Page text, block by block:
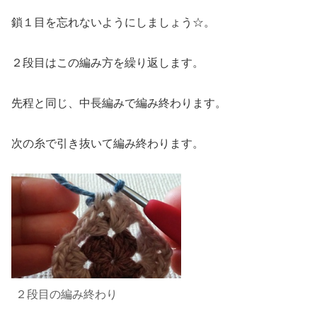
鎖１目を忘れないようにしましょう☆。
２段目はこの編み方を繰り返します。
先程と同じ、中長編みで編み終わります。
次の糸で引き抜いて編み終わります。
２段目 の編み終わり